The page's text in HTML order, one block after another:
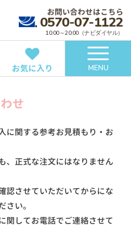
お問い合わせはこちら
0570-07-1122
10:00～20:00（ナビダイヤル）
お気に入り MENU
せ
に関する参考お見積もり・お
、正式な注文にはなりません
認させていただいてからにな
さい。
関してお電話でご連絡させて